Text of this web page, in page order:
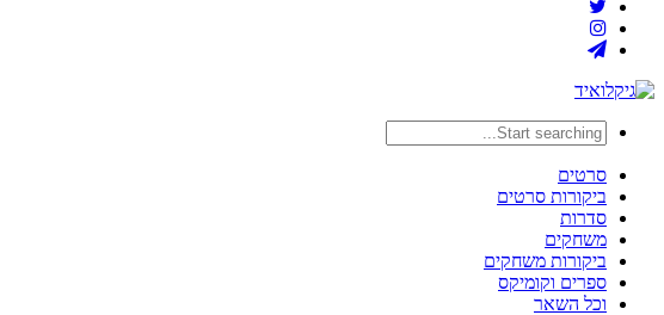
סרטים
ביקורות סרטים
סדרות
משחקים
ביקורות משחקים
ספרים וקומיקס
וכל השאר